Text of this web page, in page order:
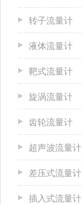
转子流量计
液体流量计
靶式流量计
旋涡流量计
齿轮流量计
超声波流量计
差压式流量计
插入式流量计